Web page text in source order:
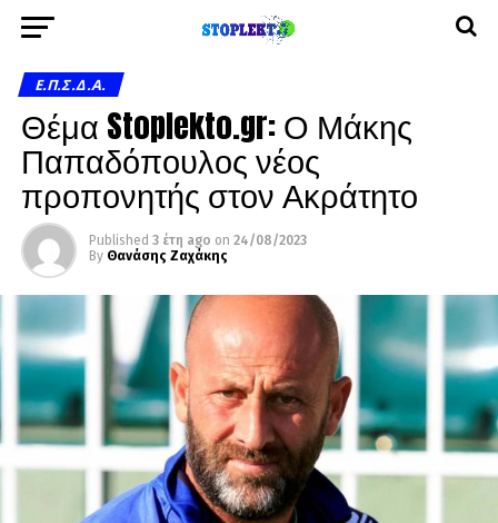
Ε.Π.Σ.Δ.Α.
Θέμα Stoplekto.gr: Ο Μάκης
Παπαδόπουλος νέος
προπονητής στον Ακράτητο
Published 3 έτη ago on 24/08/2023
By Θανάσης Ζαχάκης